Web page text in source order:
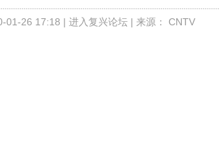
01-26 17:18 | 进入复兴论坛 | 来源： CNTV